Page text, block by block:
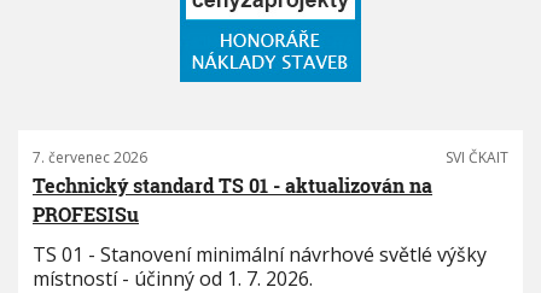
7. červenec 2026 SVI ČKAIT
Technický standard TS 01 - aktualizován na
PROFESISu
TS 01 - Stanovení minimální návrhové světlé výšky
místností - účinný od 1. 7. 2026.